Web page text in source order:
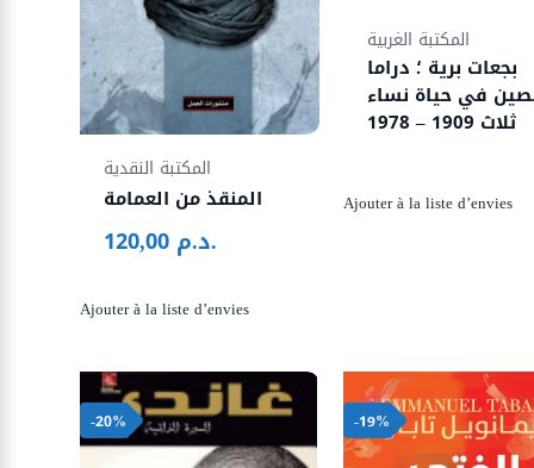
المكتبة النقدية
المنقذ من العمامة
120,00 د.م.
Ajouter à la liste d’envies
المكتبة الغربية
بجعات برية ؛ دراما
في حياة نساء
ثلاث 1909 – 1978
Ajouter à la liste d’envies
-20% -19%